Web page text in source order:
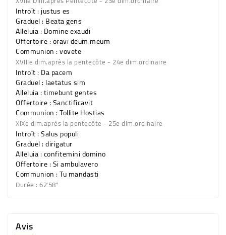
Introït : justus es
Graduel : Beata gens
Alleluia : Domine exaudi
Offertoire : oravi deum meum
Communion : vovete
XVIIIe dim.après la pentecôte - 24e dim.ordinaire
Introït : Da pacem
Graduel : laetatus sim
Alleluia : timebunt gentes
Offertoire : Sanctificavit
Communion : Tollite Hostias
XIXe dim.après la pentecôte - 25e dim.ordinaire
Introït : Salus populi
Graduel : dirigatur
Alleluia : confitemini domino
Offertoire : Si ambulavero
Communion : Tu mandasti
Durée : 62'58"
Avis